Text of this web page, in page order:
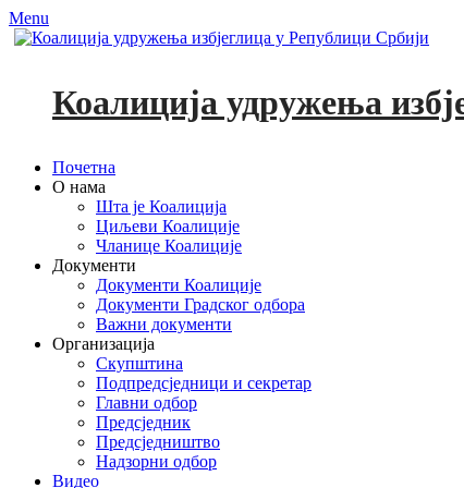
Menu
Коалиција удружења
Primary
Menu
Skip
Почетна
О нама
Шта је Коалиција
Циљеви Коалиције
Чланице Коалиције
Документи
Документи Коалиције
Документи Градског одбора
Важни документи
Организација
Скупштина
Подпредсједници и секретар
Главни одбор
Предсједник
Предсједништво
Надзорни одбор
Видео